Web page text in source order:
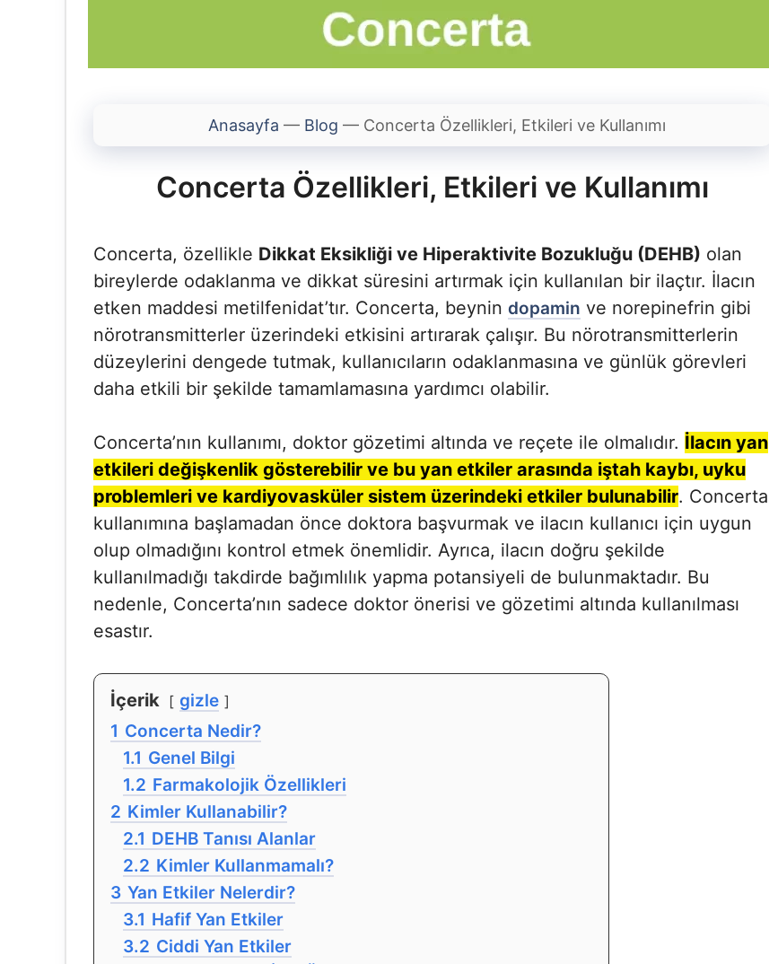
Anasayfa — Blog — Concerta Özellikleri, Etkileri ve Kullanımı
Concerta Özellikleri, Etkileri ve Kullanımı
Concerta, özellikle Dikkat Eksikliği ve Hiperaktivite Bozukluğu (DEHB) olan
bireylerde odaklanma ve dikkat süresini artırmak için kullanılan bir ilaçtır. İlacın
etken maddesi metilfenidat’tır. Concerta, beynin dopamin ve norepinefrin gibi
nörotransmitterler üzerindeki etkisini artırarak çalışır. Bu nörotransmitterlerin
düzeylerini dengede tutmak, kullanıcıların odaklanmasına ve günlük görevleri
daha etkili bir şekilde tamamlamasına yardımcı olabilir.
Concerta’nın kullanımı, doktor gözetimi altında ve reçete ile olmalıdır. İlacın yan
etkileri değişkenlik gösterebilir ve bu yan etkiler arasında iştah kaybı, uyku
problemleri ve kardiyovasküler sistem üzerindeki etkiler bulunabilir. Concerta
kullanımına başlamadan önce doktora başvurmak ve ilacın kullanıcı için uygun
olup olmadığını kontrol etmek önemlidir. Ayrıca, ilacın doğru şekilde
kullanılmadığı takdirde bağımlılık yapma potansiyeli de bulunmaktadır. Bu
nedenle, Concerta’nın sadece doktor önerisi ve gözetimi altında kullanılması
esastır.
İçerik
gizle
1 Concerta Nedir?
1.1 Genel Bilgi
1.2 Farmakolojik Özellikleri
2 Kimler Kullanabilir?
2.1 DEHB Tanısı Alanlar
2.2 Kimler Kullanmamalı?
3 Yan Etkiler Nelerdir?
3.1 Hafif Yan Etkiler
3.2 Ciddi Yan Etkiler